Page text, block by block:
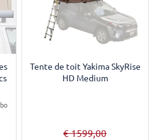
Tente de toit Yakima SkyRise
HD Medium
€ 1599,00